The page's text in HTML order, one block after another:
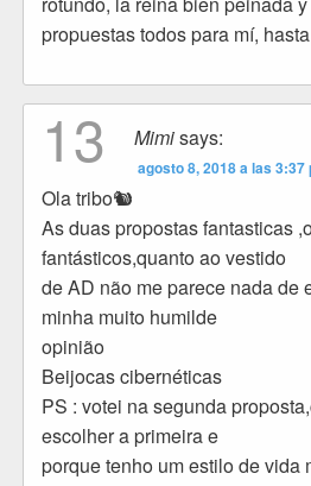
propuestas todos para mí,
13 Mimisays:
agosto 8, 2018 a las 3:37
Ola tribo🐿
As duas propostas fantasticas
fantásticos,quanto ao vestido
de AD não me parece nada
minha muito humilde
opinião
Beijocas cibernéticas
PS : votei na segunda
escolher a primeira e
porque tenho um estilo de vida